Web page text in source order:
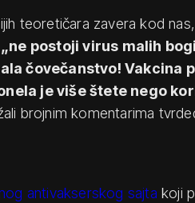
teoretičara zavera kod
„ne postoji virus malih
čovečanstvo! Vakcina
je više štete nego
brojnim komentarima
antivakserskog sajta koji